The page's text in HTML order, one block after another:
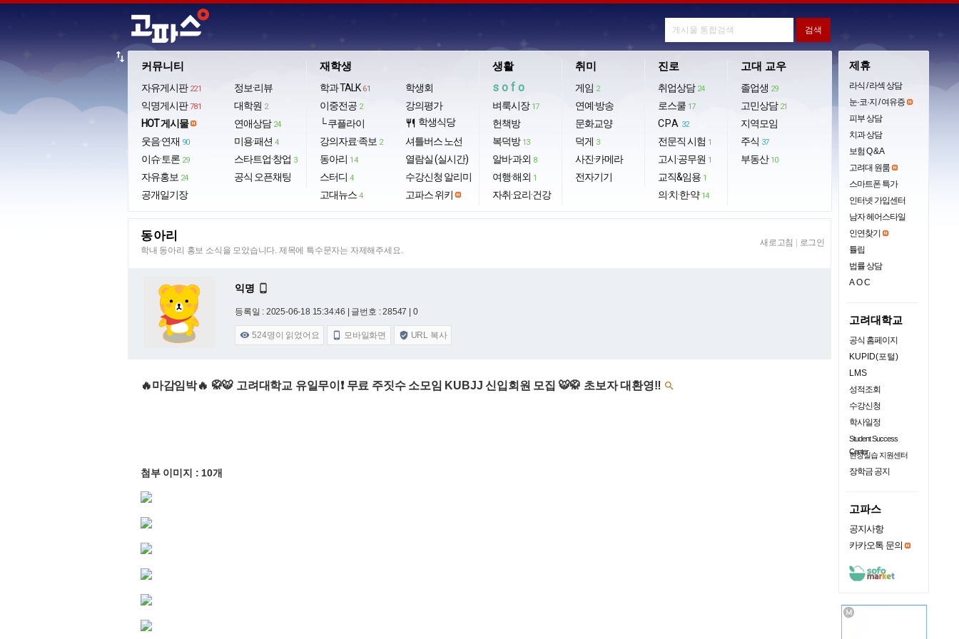
커뮤니티
자유게시판 221
익명게시판 781
HOT 게시물
웃음·연재 90
이슈·토론 29
자유홍보 24
공개일기장
정보·리뷰
대학원 2
연애상담 24
미용·패션 4
스타트업·창업 3
공식 오픈채팅
재학생
학과 TALK 61
이중전공 2
└ 쿠플라이
강의자료·족보 2
동아리 14
스터디 4
고대뉴스 4
학생회
강의평가
restaurant 학생식당
셔틀버스 노선
열람실 (실시간)
수강신청 알리미
고파스 위키
생활
sofo
벼룩시장 17
헌책방
복덕방 13
알바·과외 8
여행·해외 1
자취·요리·건강
취미
게임 2
연예·방송
문화교양
덕게 3
사진·카메라
전자기기
진로
취업상담 24
로스쿨 17
CPA 32
전문직 시험 1
고시·공무원 1
교직&임용 1
의·치·한·약 14
고대 교우
졸업생 29
고민상담 21
지역모임
주식 37
부동산 10
import_export
동아리
학내 동아리 홍보 소식을 모았습니다. 제목에 특수문자는 자제해주세요.
새로고침 로그인
익명 
등록일 : 2025-06-18 15:34:46 | 글번호 : 28547 | 0
 524명이 읽었어요  모바일화면  URL 복사
🔥마감임박🔥 🥋🐯 고려대학교 유일무이❗️ 무료 주짓수 소모임 KUBJJ 신입회원 모집 🐯🥋 초보자 대환영‼️ 
첨부 이미지 : 10개
제휴
라식 / 라섹 상담
눈·코·지 / 여유증
피부 상담
치과 상담
보험 Q & A
고려대 원룸
스마트폰 특가
인터넷 가입센터
남자 헤어스타일
인연찾기
튤립
법률 상담
AOC
고려대학교
공식 홈페이지
KUPID(포털)
LMS
성적조회
수강신청
학사일정
Student Success
Center
현장실습 지원센터
장학금 공지
고파스
공지사항
카카오톡 문의